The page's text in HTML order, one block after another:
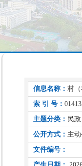
信息名称： 村
索 引 号：
主题分类： 民
公开方式： 主
文件编号：